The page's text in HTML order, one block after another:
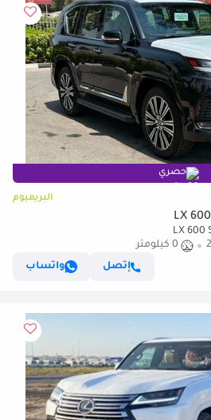
حصري
البريميوم
0 كيلومتر
إتصل
واتساب